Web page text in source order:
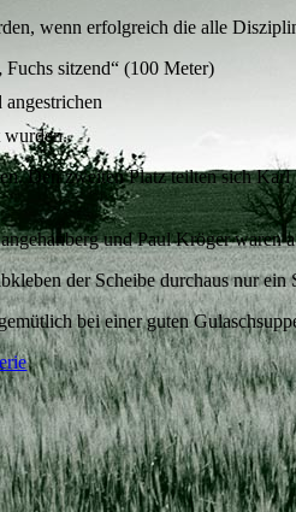
wenn erfolgreich die alle
sitzend“ (100 Meter)
angestrichen
wurden.
Den zweiten Platz teilten sich
und Paul Kröger
der Scheibe durchaus nur ein
bei einer guten